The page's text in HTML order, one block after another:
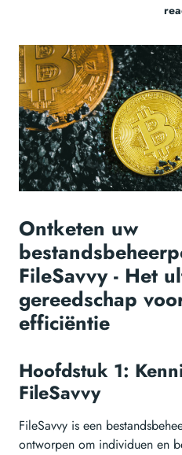
Ontketen uw
FileSavvy - Het
gereedschap
efficiëntie
Hoofdstuk 1:
FileSavvy
FileSavvy is een
ontworpen om individuen en